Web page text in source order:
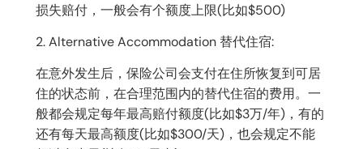
损失赔付，一般会有个额度上限(比如$500)
2. Alternative Accommodation 替代住宿:
在意外发生后，保险公司会支付在住所恢复到可居
住的状态前，在合理范围内的替代住宿的费用。一
般都会规定每年最高赔付额度(比如$3万/年)，有的
还有每天最高额度(比如$300/天)，也会规定不能